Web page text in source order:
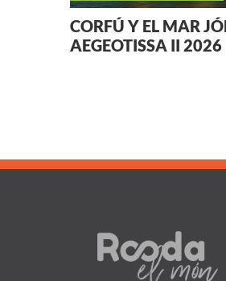
CORFÚ Y EL MAR
AEGEOTISSA II 2026